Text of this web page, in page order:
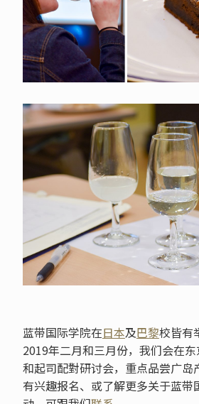
蓝带国际学院在日本及巴黎校皆有
2019年二月和三月份，我们会在
和起司配對研讨会，重点品尝广岛
有兴趣报名、或了解更多关于蓝带